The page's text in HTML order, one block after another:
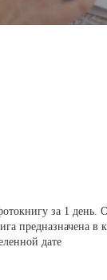
за 1 день.
предназначена в
дате